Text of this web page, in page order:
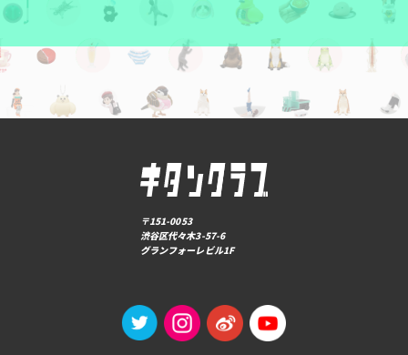
〒151-0053
渋谷区代々木3-57-6
グランフォーレビル1F